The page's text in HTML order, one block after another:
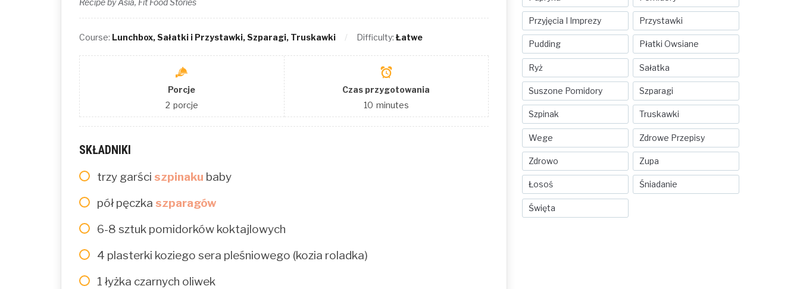
Course: Lunchbox, Sałatki i Przystawki, Szparagi, Truskawki Difficulty: Łatwe
Porcje
2 porcje
Czas przygotowania
10 minutes
SKŁADNIKI
trzy garści szpinaku baby
pół pęczka szparagów
6-8 sztuk pomidorków koktajlowych
4 plasterki koziego sera pleśniowego (kozia roladka)
1 łyżka czarnych oliwek
Przyjęcia I Imprezy Przystawki
Pudding Płatki Owsiane
Ryż Sałatka
Suszone Pomidory Szparagi
Szpinak Truskawki
Wege Zdrowe Przepisy
Zdrowo Zupa
Łosoś Śniadanie
Święta